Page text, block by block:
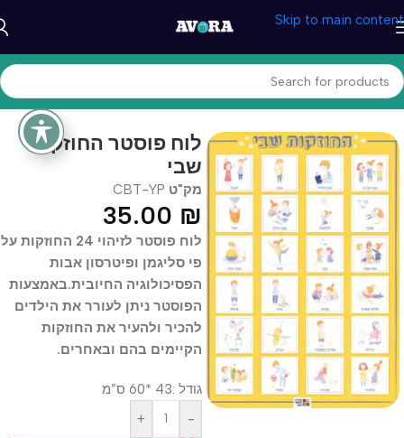
Skip to main content
עמוד הבית/טיפול והתפתחות/CBT מוצרי
לוח פוסטר החוזקות
שבי
מק"ט CBT-YP
35.00 ₪
לוח פוסטר לזיהוי 24 החוזקות על
פי סליגמן ופיטרסון אבות
הפסיכולוגיה החיובית.באמצעות
הפוסטר ניתן לעורר את הילדים
להכיר ולהעיר את החוזקות
הקיימים בהם ובאחרים.
גודל :43 *60 ס”מ
-
+